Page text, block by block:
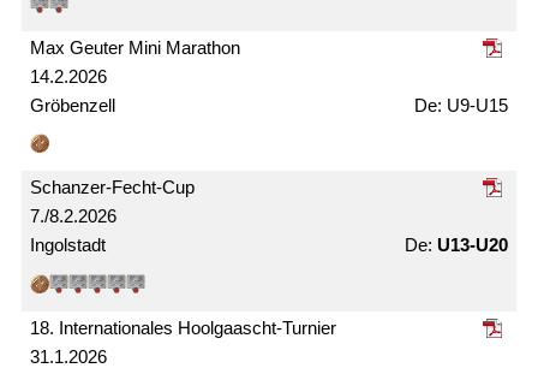
14.2.2026
Max Geuter Mini Marathon
Gröbenzell U9-U15
7./8.2.2026
Schanzer-Fecht-Cup
Ingolstadt U13-U20
31.1.2026
18. Internationales Hoolgaascht-Turnier